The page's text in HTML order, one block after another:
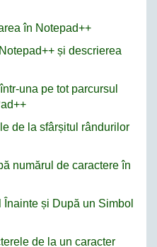
în Notepad++
și descrierea
una pe tot parcursul
de la sfârșitul rândurilor
numărul de caractere în
și După un Simbol
de la un caracter